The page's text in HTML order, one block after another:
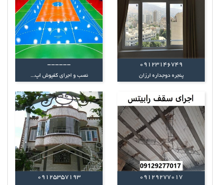
09123146749
پنجره دوجداره ارزان
------
نصب و اجرای کفپوش اپ...
09129277017
09125357193